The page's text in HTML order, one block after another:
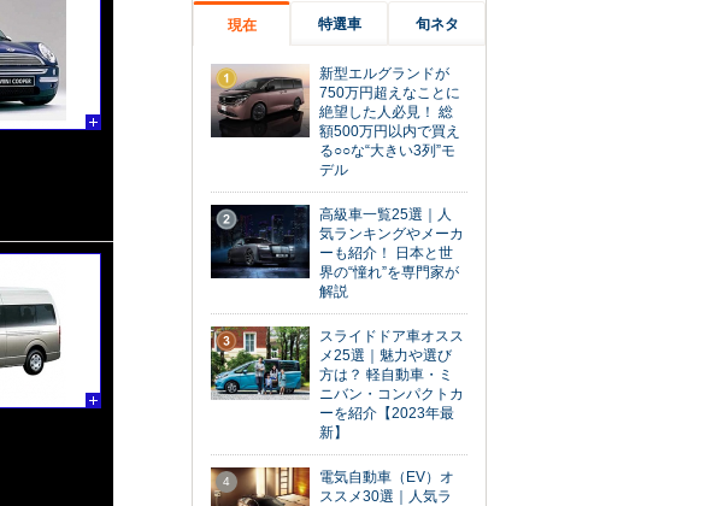
現在 特選車 旬ネタ
1
新型エルグランドが
750万円超えなことに
絶望した人必見！ 総
額500万円以内で買え
る○○な“大きい3列”モ
デル
2
高級車一覧25選｜人
気ランキングやメーカ
ーも紹介！ 日本と世
界の“憧れ”を専門家が
解説
3
スライドドア車オスス
メ25選｜魅力や選び
方は？ 軽自動車・ミ
ニバン・コンパクトカ
ーを紹介【2023年最
新】
4
電気自動車（EV）オ
ススメ30選｜人気ラ